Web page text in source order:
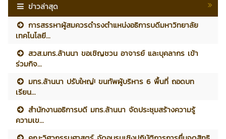
ข่าวล่าสุด
การสรรหาผู้สมควรดำรงตำแหน่งอธิการบดีมหาวิทยาลัย
เทคโนโลยี...
สวส.มทร.ล้านนา ขอเชิญชวน อาจารย์ และบุคลากร เข้า
ร่วมกิจ...
มทร.ล้านนา ปรับใหญ่! ขนทัพผู้บริหาร 6 พื้นที่ ถอดบท
เรียน...
สำนักงานอธิการบดี มทร.ล้านนา จัดประชุมสร้างความรู้
ความเข...